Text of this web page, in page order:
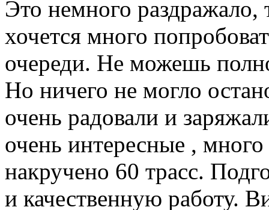
Это немного раздражало,
хочется много
очереди. Не можешь
Но ничего не могло
очень радовали и
очень интересные ,
накручено 60 трасс.
и качественную работу.